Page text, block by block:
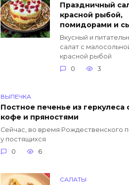
Праздничный
красной рыбой,
помидорами и
Вкусный и
салат с
красной рыбой
0
3
ВЫПЕЧКА
Постное печенье из геркулеса
кофе и пряностями
Сейчас, во время Рождественского
у постящихся
0
6
САЛАТЫ